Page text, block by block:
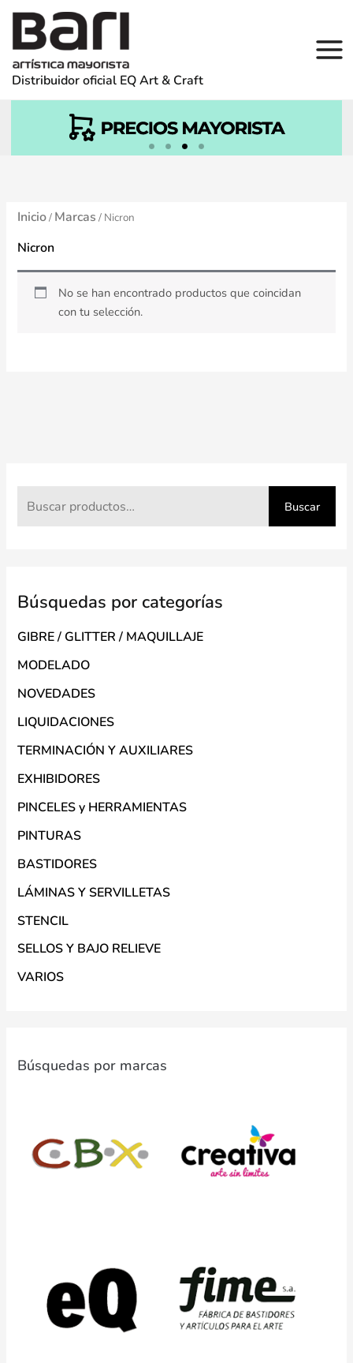
contenido
Distribuidor oficial EQ Art & Craft
Buscar por:
Buscar
Búsquedas por categorías
GIBRE / GLITTER / MAQUILLAJE
MODELADO
NOVEDADES
LIQUIDACIONES
TERMINACIÓN Y AUXILIARES
EXHIBIDORES
PINCELES y HERRAMIENTAS
PINTURAS
BASTIDORES
LÁMINAS Y SERVILLETAS
STENCIL
SELLOS Y BAJO RELIEVE
VARIOS
Inicio/ Marcas / Nicron
Nicron
No se han encontrado productos que coincidan
con tu selección.